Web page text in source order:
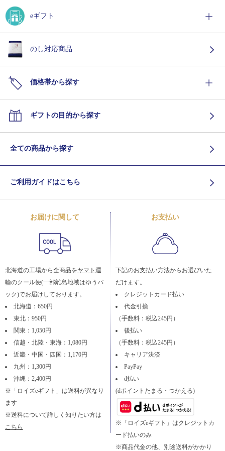
eギフト
のし対応商品
価格帯から探す
ギフトの目的から探す
全ての商品から探す
ご利用ガイドはこちら
お届けに関して
北海道の工場から全商品をヤマト運
輸のクール便(一部離島地域はゆうパ
ック)でお届けしております。
北海道：650円
東北：950円
関東：1,050円
信越・北陸・東海：1,080円
近畿・中国・四国：1,170円
九州：1,300円
沖縄：2,400円
※「ロイズeギフト」は送料が異なり
ます
※送料について詳しく知りたい方は
こちら
お支払い
下記のお支払い方法からお選びいた
だけます。
クレジットカード払い
代金引換
（手数料：税込245円）
後払い
（手数料：税込245円）
キャリア決済
PayPay
d払い
(dポイントたまる・つかえる)
※「ロイズeギフト」はクレジットカ
ード払いのみ
※商品代金の他、別途送料がかかり